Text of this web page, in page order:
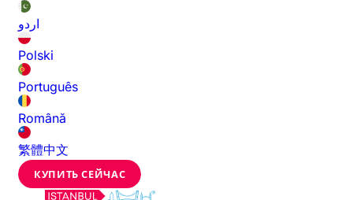
اردو
Polski
Português
Română
繁體中文
КУПИТЬ СЕЙЧАС